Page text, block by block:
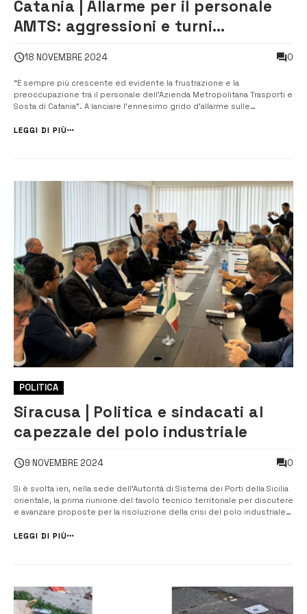
Catania | Allarme per il personale
AMTS: aggressioni e turni
18 NOVEMBRE 2024 0
“È sempre più crescente ed evidente la frustrazione e la
preoccupazione tra il personale dell’Azienda Metropolitana Trasporti e
Sosta di Catania”. A lanciare l’ennesimo grido d’allarme sulle
del trasporto pubblico locale, è il Segretario Provinciale della Feder...
LEGGI DI PIÙ
POLITICA
Siracusa | Politica e sindacati al
capezzale del polo industriale
9 NOVEMBRE 2024 0
Si è svolta ieri, nella sede dell’Autorità di Sistema dei Porti della Sicilia
orientale, la prima riunione del tavolo tecnico territoriale per discutere
e avanzare proposte per la risoluzione della crisi del polo industriale
M5S Filippo Scerra che, dopo l’introduzione del pres...
LEGGI DI PIÙ